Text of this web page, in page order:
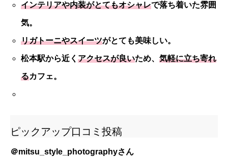
インテリアや内装がとてもオシャレで落ち着いた雰囲
気。
リガトーニやスイーツがとても美味しい。
松本駅から近く アクセスが良いため、 気軽に立ち寄れ
るカフェ。
ピックアップ口コミ投稿
＠mitsu_style_photographyさん